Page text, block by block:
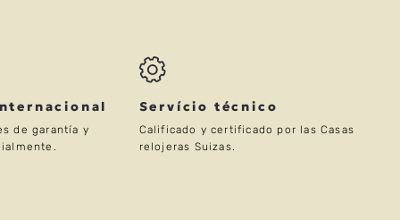
de garantía y
Servício técnico
Calificado y certificado por las Casas
relojeras Suizas.